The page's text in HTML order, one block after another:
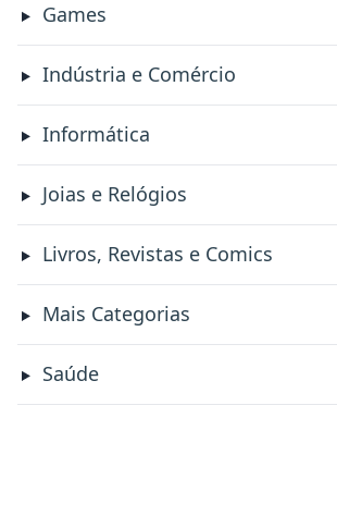
Games
Indústria e Comércio
Informática
Joias e Relógios
Livros, Revistas e Comics
Mais Categorias
Saúde